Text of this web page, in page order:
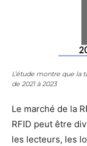
L’étude montre que la
de 2021 à 2023
Le marché de la
RFID peut être
les lecteurs, les